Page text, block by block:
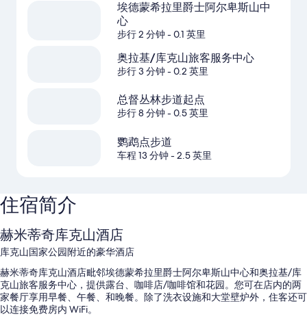
埃德蒙希拉里爵士阿尔卑斯山中
心
步行 2 分钟- 0.1 英里
奥拉基/库克山旅客服务中心
步行 3 分钟- 0.2 英里
总督丛林步道起点
步行 8 分钟- 0.5 英里
鹦鹉点步道
车程 13 分钟- 2.5 英里
住宿简介
赫米蒂奇库克山酒店
库克山国家公园附近的豪华酒店
赫米蒂奇库克山酒店毗邻埃德蒙希拉里爵士阿尔卑斯山中心和奥拉基/库
克山旅客服务中心，提供露台、咖啡店/咖啡馆和花园。您可在店内的两
家餐厅享用早餐、午餐、和晚餐。除了洗衣设施和大堂壁炉外，住客还可
以连接免费房内 WiFi。